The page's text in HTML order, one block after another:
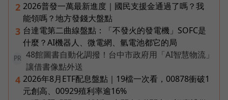
2 2026普發一萬最新進度｜國民支援金通過了嗎？我
能領嗎？地方發錢大盤點
3 台達電第二曲線盤點：「不發火的發電機」SOFC是
什麼？AI機器人、微電網、氫電池都它的局
PR
48館圖書自動化調撥！台中市政府用「AI智慧物流」
讓借書像點外送
4 2026年8月ETF配息盤點｜19檔一次看，00878衝破1
元創高、00929殖利率逾16%